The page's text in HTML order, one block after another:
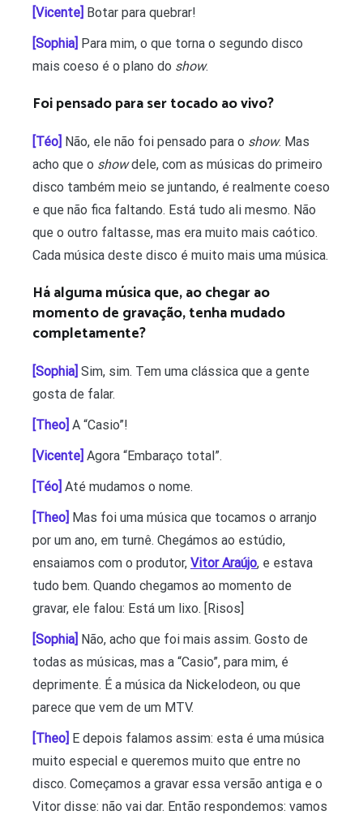
[Vicente] Botar para quebrar!
[Sophia] Para mim, o que torna o segundo disco
mais coeso é o plano do show.
Foi pensado para ser tocado ao vivo?
[Téo] Não, ele não foi pensado para o show. Mas
acho que o showdele, com as músicas do primeiro
disco também meio se juntando, é realmente coeso
e que não fica faltando. Está tudo ali mesmo. Não
que o outro faltasse, mas era muito mais caótico.
Cada música deste disco é muito mais uma música.
Há alguma música que, ao chegar ao
momento de gravação, tenha mudado
completamente?
[Sophia] Sim, sim. Tem uma clássica que a gente
gosta de falar.
[Theo] A “Casio”!
[Vicente] Agora “Embaraço total”.
[Téo] Até mudamos o nome.
[Theo] Mas foi uma música que tocamos o arranjo
por um ano, em turnê. Chegámos ao estúdio,
ensaiamos com o produtor, Vitor Araújo, e estava
tudo bem. Quando chegamos ao momento de
gravar, ele falou: Está um lixo. [Risos]
[Sophia] Não, acho que foi mais assim. Gosto de
todas as músicas, mas a “Casio”, para mim, é
deprimente. É a música da Nickelodeon, ou que
parece que vem de um MTV.
[Theo] E depois falamos assim: esta é uma música
muito especial e queremos muito que entre no
disco. Começamos a gravar essa versão antiga e o
Vitor disse: não vai dar. Então respondemos: vamos